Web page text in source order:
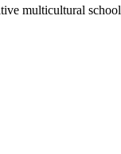
multicultural school